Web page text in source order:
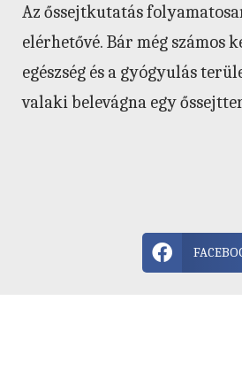
Az őssejtkutatás
elérhetővé. Bár még számos
egészség és a gyógyulás
valaki belevágna egy